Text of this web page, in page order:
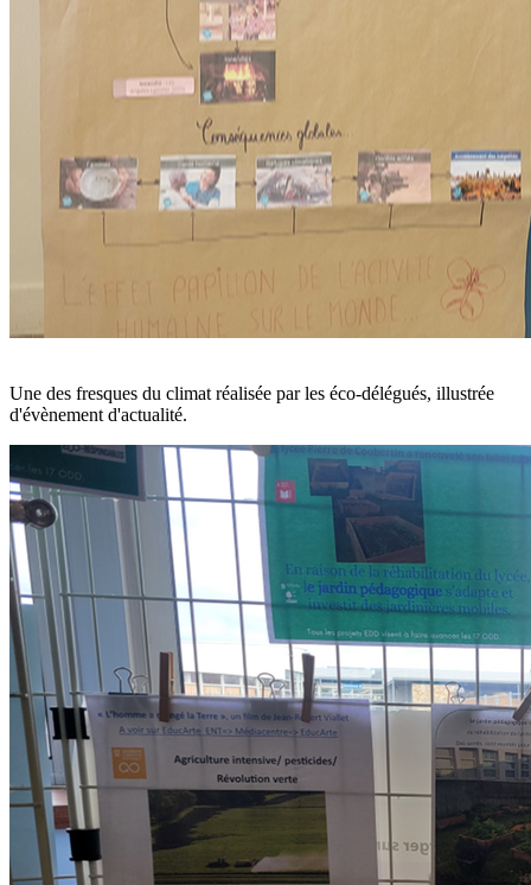
Une des fresques du climat réalisée par les éco-délégués, illustrée
d'évènement d'actualité.